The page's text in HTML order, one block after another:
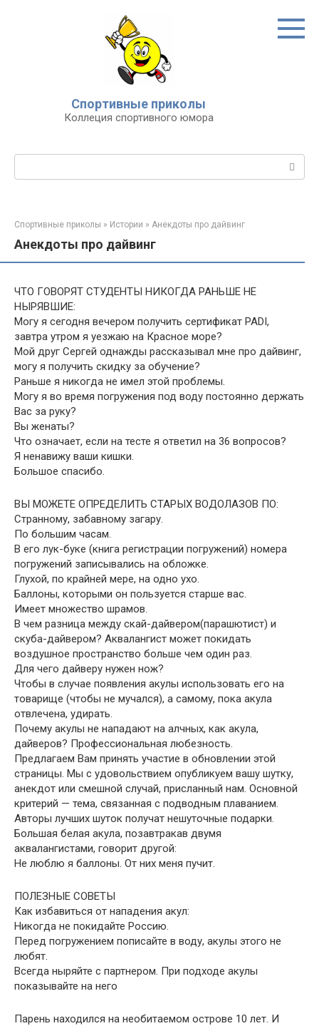
Спортивные приколы
Коллеция спортивного юмора
Спортивные приколы » Истории » Анекдоты про дайвинг
Анекдоты про дайвинг
ЧТО ГОВОРЯТ СТУДЕНТЫ НИКОГДА РАНЬШЕ НЕ
НЫРЯВШИЕ:
Могу я сегодня вечером получить сертификат PADI,
завтра утром я уезжаю на Красное море?
Мой друг Сергей однажды рассказывал мне про дайвинг,
могу я получить скидку за обучение?
Раньше я никогда не имел этой проблемы.
Могу я во время погружения под воду постоянно держать
Вас за руку?
Вы женаты?
Что означает, если на тесте я ответил на 36 вопросов?
Я ненавижу ваши кишки.
Большое спасибо.
ВЫ МОЖЕТЕ ОПРЕДЕЛИТЬ СТАРЫХ ВОДОЛАЗОВ ПО:
Странному, забавному загару.
По большим часам.
В его лук-буке (книга регистрации погружений) номера
погружений записывались на обложке.
Глухой, по крайней мере, на одно ухо.
Баллоны, которыми он пользуется старше вас.
Имеет множество шрамов.
В чем разница между скай-дайвером(парашютист) и
скуба-дайвером? Аквалангист может покидать
воздушное пространство больше чем один раз.
Для чего дайверу нужен нож?
Чтобы в случае появления акулы использовать его на
товарище (чтобы не мучался), а самому, пока акула
отвлечена, удирать.
Почему акулы не нападают на алчных, как акула,
дайверов? Профессиональная любезность.
Предлагаем Вам принять участие в обновлении этой
страницы. Мы с удовольствием опубликуем вашу шутку,
анекдот или смешной случай, присланный нам. Основной
критерий — тема, связанная с подводным плаванием.
Авторы лучших шуток получат нешуточные подарки.
Большая белая акула, позавтракав двумя
аквалангистами, говорит другой:
Не люблю я баллоны. От них меня пучит.
ПОЛЕЗНЫЕ СОВЕТЫ
Как избавиться от нападения акул:
Никогда не покидайте Россию.
Перед погружением пописайте в воду, акулы этого не
любят.
Всегда ныряйте с партнером. При подходе акулы
показывайте на него
Парень находился на необитаемом острове 10 лет. И